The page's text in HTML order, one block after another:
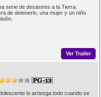
serie de desastres a la Tierra.
de detenerlo, una mujer y un niño
Ver Trailer
lo arriesga todo cuando se